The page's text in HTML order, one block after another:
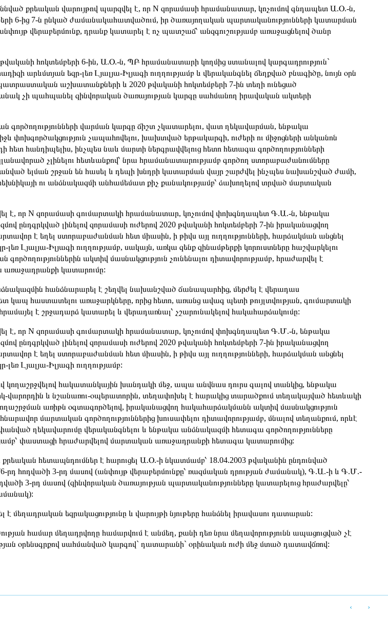
քրեական վարույթով պարզվել է, որ N զորամասի հրամանատար, կոչումով գնդապետ Ա.Օ.-ն,
6-ից 7-ն ընկած ժամանակահատվածում, իր ծառայողական պարտականությունների կատարման
վերաբերմունք, դրանք կատարել է ոչ պատշաճ՝ անզգուշությամբ առաջացնելով ծանր
հոկտեմբերի 6-ին, Ա.Օ.-ն, ՊԲ հրամանատարի կողմից ստանալով կարգադրություն`
արևմտյան եզր-լեռ Լյալյա-Իլյագի ուղղությամբ և վերականգնել ճեղքված բնագիծը, նույն օրն
աշխատանքների և 2020 թվականի հոկտեմբերի 7-ին տեղի ունեցած
չի պահպանել զինվորական ծառայության կարգը սահմանող իրավական ակտերի
գործողությունների վարման կարգը ճիշտ չկատարելու, վատ ղեկավարման, ենթակա
փոխգործակցություն չապահովելու, խախտված երթակարգի, ուժերի ու միջոցների անկանոն
հանդիպելիս, ինչպես նաև մարտի ներգրավվելուց հետո հետագա գործողությունների
չլինելու հետևանքով՝ նրա հրամանատարությամբ գործող ստորաբաժանումները
ելման շրջան են հասել և դեպի խնդրի կատարման վայր շարժվել ինչպես նախանշված ժամի,
ու անձնակազմի անհամեմատ քիչ քանակությամբ՝ ձախողելով տրված մարտական
է, որ N զորամասի գումարտակի հրամանատար, կոչումով փոխգնդապետ Գ.Ա.-ն, ենթակա
ընդգրկված լինելով զորամասի ուժերով 2020 թվականի հոկտեմբերի 7-ին իրականացվող
է եղել ստորաբաժանման հետ միասին, ի թիվս այլ ուղղությունների, հարձակման անցնել
լեռ Լյալյա-Իլյագի ուղղությամբ, սակայն, առկա զենք զինամթերքի կորուստները հաշվարկելու
ակտիվ մասնակցություն չունենալու դիտավորությամբ, հրաժարվել է
առաջադրանքի կատարումը:
հանձնարարել է շեղվել նախանշված ճանապարհից, մերժել է վերադաս
կապ հաստատելու առաջարկները, որից հետո, առանց ավագ պետի թույլտվության, գումարտակի
է շրջադարձ կատարել և վերադառնալ՝ չշարունակելով հակահարձակումը:
է, որ N զորամասի գումարտակի հրամանատար, կոչումով փոխգնդապետ Գ.Մ.-ն, ենթակա
ընդգրկված լինելով զորամասի ուժերով 2020 թվականի հոկտեմբերի 7-ին իրականացվող
է եղել ստորաբաժանման հետ միասին, ի թիվս այլ ուղղությունների, հարձակման անցնել
Լյալյա-Իլյագի ուղղությամբ:
կողաշրջվելով հակատանկային խանդակի մեջ, ապա անվնաս դուրս գալով տանկից, ենթակա
վարորդին և նշանառու-օպերատորին, տեղափոխել է հարակից տարածքում տեղակայված հետևակի
առիթն օգտագործելով, իրականացվող հակահարձակմանն ակտիվ մասնակցություն
մարտական գործողություններից խուսափելու դիտավորությամբ, մնալով տեղանքում, որևէ
ղեկավարումը վերականգնելու և ենթակա անձնակազմի հետագա գործողությունները
փաստացի հրաժարվելով մարտական առաջադրանքի հետագա կատարումից:
հետապնդումներ է հարուցել Ա.Օ.-ի նկատմամբ՝ 18.04.2003 թվականին ընդունված
րդ հոդվածի 3-րդ մասով (անփույթ վերաբերմունքը՝ ռազմական դրության ժամանակ), Գ.Ա.-ի և Գ.Մ.-
3-րդ մասով (զինվորական ծառայության պարտականությունները կատարելուց հրաժարվելը՝
եզրակացությունը և վարույթի նյութերը հանձնել իրավասու դատարան:
համար մեղադրվողը համարվում է անմեղ, քանի դեռ նրա մեղավորությունն ապացուցված չէ
օրենսգրքով սահմանված կարգով` դատարանի` օրինական ուժի մեջ մտած դատավճռով:
‹ ›